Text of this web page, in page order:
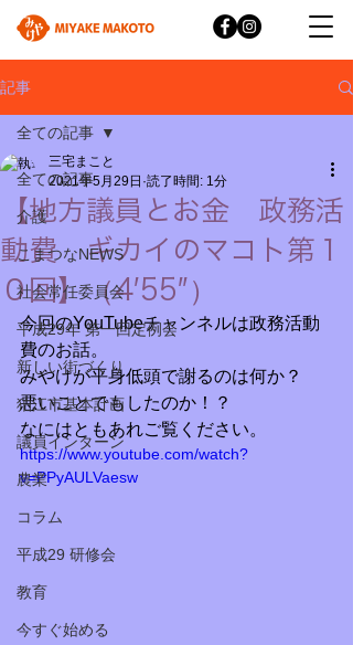
記事
全ての記事
介護
こまつなNEWS
社会常任委員会
平成29年 第一回定例会
新しい街づくり
狛江市基本計画
議員インターン
農業
コラム
平成29 研修会
教育
今すぐ始める
全ての記事
【地方議員とお金 政務活
動費 ギカイのマコト第１
０回】（4′55″）
三宅まこと
2021年5月29日 読了時間: 1分
今回のYouTubeチャンネルは政務活動
費のお話。
みやけが平身低頭で謝るのは何か？
悪いことでもしたのか！？
なにはともあれご覧ください。
https://www.youtube.com/watch?
v=PPyAULVaesw